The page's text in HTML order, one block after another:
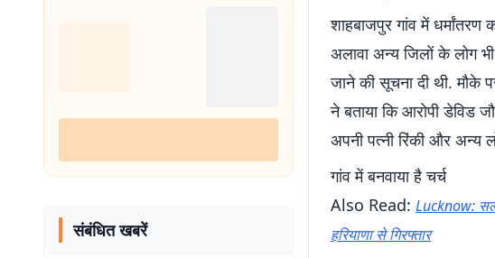
संबंधित खबरें
शाहबाजपुर गांव में
अलावा अन्य जिलों के लोग
जाने की सूचना दी थी. मौके
ने बताया कि आरोपी डेविड
अपनी पत्नी रिंकी और अन्य
गांव में बनवाया है चर्च
Also Read: Lucknow:
हरियाणा से गिरफ्तार